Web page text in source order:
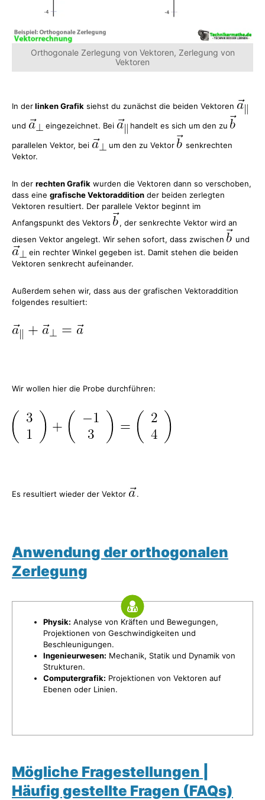
Orthogonale Zerlegung von Vektoren, Zerlegung von
Vektoren
In derlinken Grafik siehst du zunächst die beiden Vektoren
und eingezeichnet. Bei handelt es sich um den zu
parallelen Vektor, bei um den zu Vektor
senkrechten
Vektor.
In der rechten Grafik wurden die Vektoren dann so verschoben,
dass eine grafische Vektoraddition der beiden zerlegten
Vektoren resultiert. Der parallele Vektor beginnt im
Anfangspunkt des Vektors
, der senkrechte Vektor wird an
diesen Vektor angelegt. Wir sehen sofort, dass zwischen
und
ein rechter Winkel gegeben ist. Damit stehen die beiden
Vektoren senkrecht aufeinander.
Außerdem sehen wir, dass aus der grafischen Vektoraddition
folgendes resultiert:
Wir wollen hier die Probe durchführen:
Es resultiert wieder der Vektor .
Anwendung der orthogonalen
Zerlegung
Physik: Analyse von Kräften und Bewegungen,
Projektionen von Geschwindigkeiten und
Beschleunigungen.
Ingenieurwesen: Mechanik, Statik und Dynamik von
Strukturen.
Computergrafik: Projektionen von Vektoren auf
Ebenen oder Linien.
Mögliche Fragestellungen |
Häufig gestellte Fragen (FAQs)